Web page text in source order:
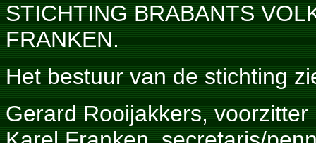
STICHTING BRABANTS
FRANKEN.
Het bestuur van de stichting
Gerard Rooijakkers, voorzitter